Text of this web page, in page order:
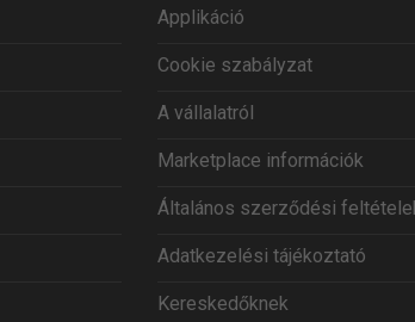
Applikáció
Cookie szabályzat
A vállalatról
Marketplace információk
Általános szerződési
Adatkezelési tájékoztató
Kereskedőknek